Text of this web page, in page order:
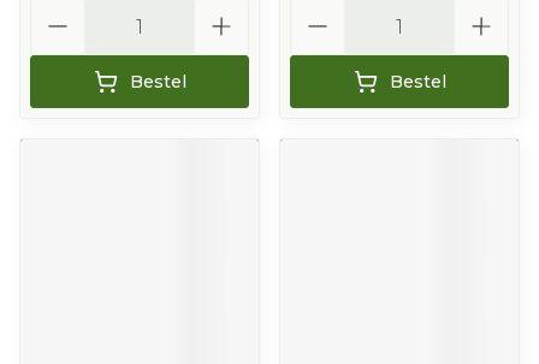
Bestel Bestel